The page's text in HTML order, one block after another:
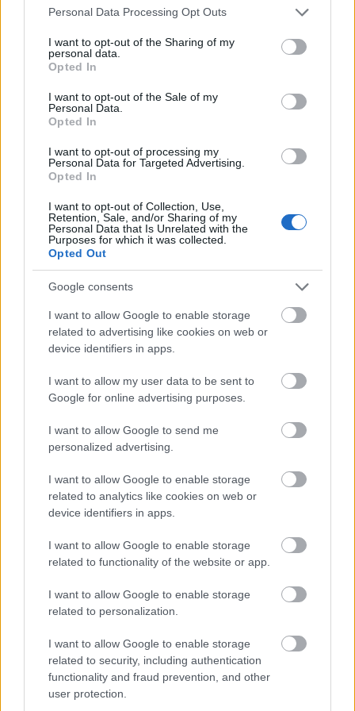
Please note that this website/app uses one or more Google
not limited to your visit or usage behaviour. You may click to
grant or deny consent to Google and its third-party tags to
use your data for below specified purposes in below Google
consent section.
Personal Data Processing Opt Outs
I want to opt-out of the Sharing of my
personal data.
Opted In
I want to opt-out of the Sale of my
Personal Data.
Opted In
I want to opt-out of processing my
Personal Data for Targeted Advertising.
Opted In
I want to opt-out of Collection, Use,
Retention, Sale, and/or Sharing of my
Personal Data that Is Unrelated with the
Purposes for which it was collected.
Opted Out
Google consents
I want to allow Google to enable storage
related to advertising like cookies on web or
device identifiers in apps.
I want to allow my user data to be sent to
Google for online advertising purposes.
I want to allow Google to send me
personalized advertising.
I want to allow Google to enable storage
related to analytics like cookies on web or
device identifiers in apps.
I want to allow Google to enable storage
related to functionality of the website or app.
I want to allow Google to enable storage
related to personalization.
I want to allow Google to enable storage
related to security, including authentication
functionality and fraud prevention, and other
user protection.
Majális a Városmajorban a Színházak
Éjszakáján
szinhazhu•2013. április 13.
A madarász című operett, a Figaro és más vígoperák
előzetesei mellett családi színházi nap, grill parti és
borbemutató is várja az érdeklődőket a Szabad Tér
Színház szervezésében, május 4-én, a Színházak
Éjszakáján a Városmajori Szabadtéri Színpadon.
Mi vár a Madáchban a Színházak